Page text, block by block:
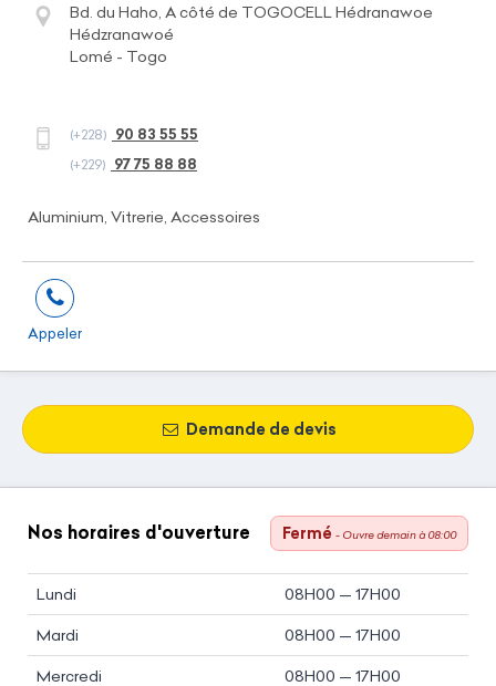
Bd. du Haho, A côté de TOGOCELL Hédranawoe
Hédzranawoé
Lomé - Togo
(+228) 90 83 55 55
(+229) 97 75 88 88
Aluminium, Vitrerie, Accessoires
Appeler
Demande de devis
Nos horaires d'ouverture Fermé - Ouvre demain à 08:00
Lundi 08H00 — 17H00
Mardi 08H00 — 17H00
Mercredi 08H00 — 17H00